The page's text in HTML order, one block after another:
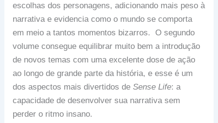
escolhas dos personagens, adicionando mais peso à
narrativa e evidencia como o mundo se comporta
em meio a tantos momentos bizarros. O segundo
volume consegue equilibrar muito bem a introdução
de novos temas com uma excelente dose de ação
ao longo de grande parte da história, e esse é um
dos aspectos mais divertidos deSense Life: a
capacidade de desenvolver sua narrativa sem
perder o ritmo insano.